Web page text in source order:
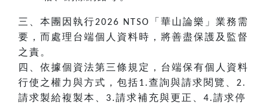
三、本團因執行2026 NTSO
「華山論樂」業務需
要，而處理台端個人資料時，將善盡保護及監督
之責。
四、依據個資法第三條規定，台端保有個人資料
行使之權力與方式，包括1.查詢與請求閱覽、 2.
請求製給複製本、 3.請求補充與更正、 4.請求停